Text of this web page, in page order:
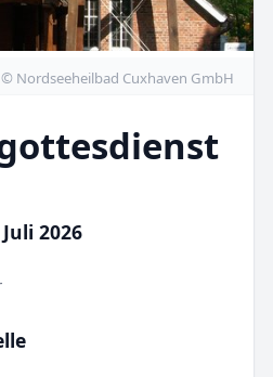
© Nordseeheilbad Cuxhaven GmbH
2026